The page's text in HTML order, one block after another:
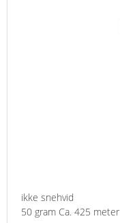
MESSER
ikke snehvid
50 gram Ca. 425 meter